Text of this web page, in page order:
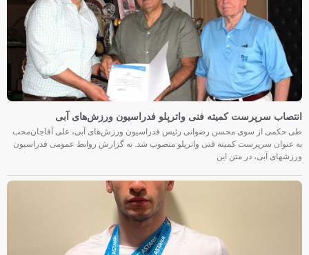
انتصاب سرپرست کمیته فنی واترپلو فدراسیون ورزش‌های آبی
طی حکمی از سوی محسن رضوانی رئیس فدراسیون ورزش‌های آبی، علی آقاجان‌محب
به عنوان سرپرست کمیته فنی واترپلو منصوب شد. به گزارش روابط عمومی فدراسیون
ورزشهای آبی، در متن این